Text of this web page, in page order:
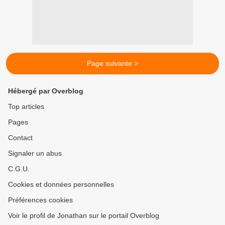
Page suivante >
Hébergé par Overblog
Top articles
Pages
Contact
Signaler un abus
C.G.U.
Cookies et données personnelles
Préférences cookies
Voir le profil de Jonathan sur le portail Overblog